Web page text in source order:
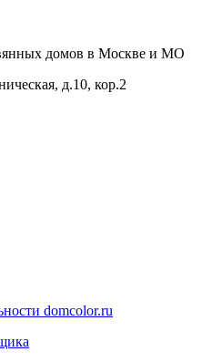
домов в Москве и МО
д.10, кор.2
domcolor.ru